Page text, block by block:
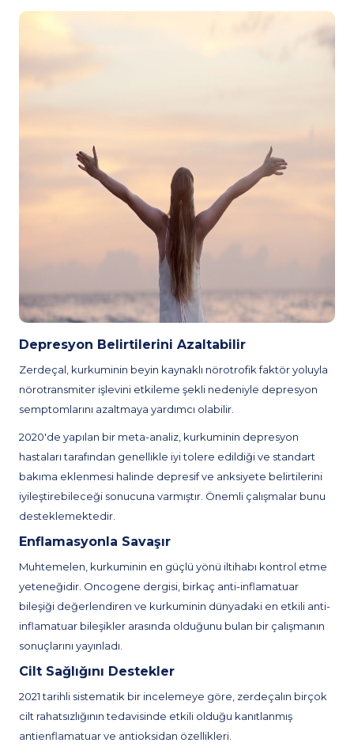
Depresyon Belirtilerini Azaltabilir
Zerdeçal, kurkuminin beyin kaynaklı nörotrofik faktör yoluyla
nörotransmiter işlevini etkileme şekli nedeniyle depresyon
semptomlarını azaltmaya yardımcı olabilir.
2020'de yapılan bir meta-analiz, kurkuminin depresyon
hastaları tarafından genellikle iyi tolere edildiği ve standart
bakıma eklenmesi halinde depresif ve anksiyete belirtilerini
iyileştirebileceği sonucuna varmıştır. Önemli çalışmalar bunu
desteklemektedir.
Enflamasyonla Savaşır
Muhtemelen, kurkuminin en güçlü yönü iltihabı kontrol etme
yeteneğidir. Oncogene dergisi, birkaç anti-inflamatuar
bileşiği değerlendiren ve kurkuminin dünyadaki en etkili anti-
inflamatuar bileşikler arasında olduğunu bulan bir çalışmanın
sonuçlarını yayınladı.
Cilt Sağlığını Destekler
2021 tarihli sistematik bir incelemeye göre, zerdeçalın birçok
cilt rahatsızlığının tedavisinde etkili olduğu kanıtlanmış
antienflamatuar ve antioksidan özellikleri.